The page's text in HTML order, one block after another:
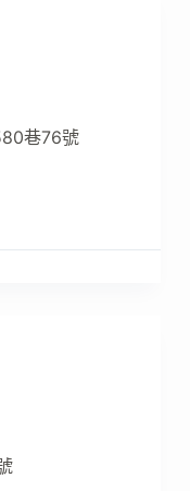
巷76號